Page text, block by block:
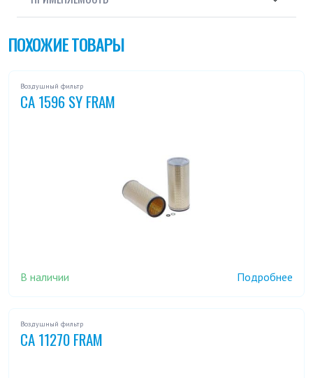
ПОХОЖИЕ ТОВАРЫ
Воздушный фильтр
CA 1596 SY FRAM
В наличии Подробнее
Воздушный фильтр
CA 11270 FRAM